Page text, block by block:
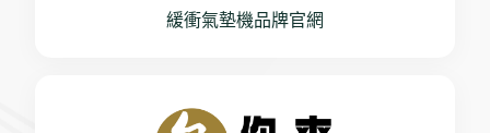
緩衝氣墊機品牌官網